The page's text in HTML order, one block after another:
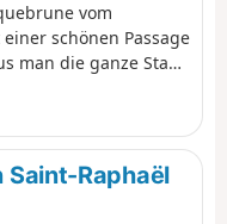
vom
schönen Passage
man die ganze Stadt
Raphaël